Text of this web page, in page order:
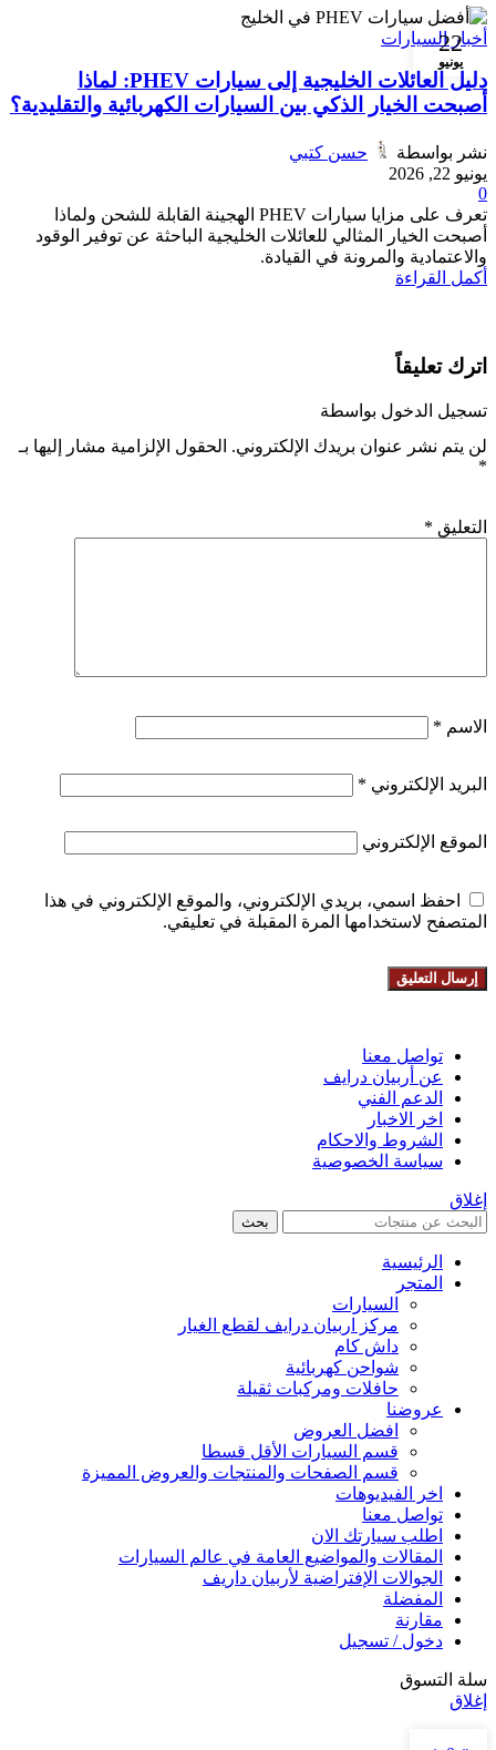
22
يونيو
أخبار السيارات
دليل العائلات الخليجية إلى سيارات PHEV: لماذا
أصبحت الخيار الذكي بين السيارات الكهربائية والتقليدية؟
نشر بواسطة
حسن كتبي
يونيو 22, 2026
0
تعرف على مزايا سيارات PHEV الهجينة القابلة للشحن ولماذا
أصبحت الخيار المثالي للعائلات الخليجية الباحثة عن توفير الوقود
والاعتمادية والمرونة في القيادة.
أكمل القراءة
اترك تعليقاً
تسجيل الدخول بواسطة
لن يتم نشر عنوان بريدك الإلكتروني. الحقول الإلزامية مشار إليها بـ
*
التعليق *
الاسم *
البريد الإلكتروني *
الموقع الإلكتروني
احفظ اسمي، بريدي الإلكتروني، والموقع الإلكتروني في هذا
المتصفح لاستخدامها المرة المقبلة في تعليقي.
تواصل معنا
عن أربيان درايف
الدعم الفني
اخر الاخبار
الشروط والاحكام
سياسة الخصوصية
إغلاق
بحث
الرئيسية
المتجر
السيارات
مركز اربيان درايف لقطع الغيار
داش كام
شواحن كهربائية
حافلات ومركبات ثقيلة
عروضنا
افضل العروض
قسم السيارات الأقل قسطا
قسم الصفحات والمنتجات والعروض المميزة
اخر الفيديوهات
تواصل معنا
اطلب سيارتك الان
المقالات والمواضيع العامة في عالم السيارات
الجوالات الإفتراضية لأربيان داريف
المفضلة
مقارنة
دخول / تسجيل
سلة التسوق
إغلاق